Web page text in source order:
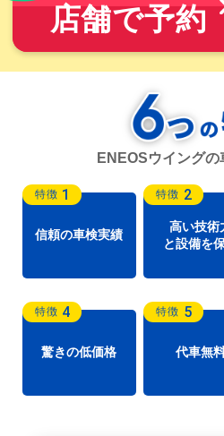
店舗で予約
ENEOSウイング
特徴 1
信頼の車検実績
特徴 2
高い技術
と設備を
特徴 4
驚きの低価格
特徴 5
代車無